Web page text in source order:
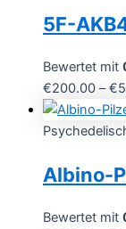
5F-
Bewertet mit
€200.00 –€
Albino-
Bewertet mit